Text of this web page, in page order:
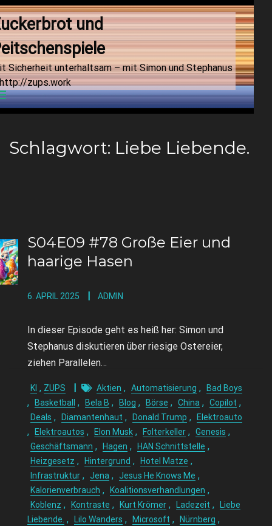
und
Sicherheit unterhaltsam – mit Simon und Stephanus
zups.work
Schlagwort: Liebe Liebende.
S04E09 #78 Große Eier und
haarige Hasen
6. APRIL 2025 ADMIN
In dieser Episode geht es heiß her: Simon und
Stephanus diskutieren über riesige Ostereier,
ziehen Parallelen…
KI , ZUPS Aktien , Automatisierung , Bad Boys
, Basketball , Bela B , Blog , Börse , China , Copilot ,
Deals , Diamantenhaut , Donald Trump , Elektroauto
, Elektroautos , Elon Musk , Folterkeller , Genesis ,
Geschäftsmann , Hagen , HAN Schnittstelle ,
Heizgesetz , Hintergrund , Hotel Matze ,
Infrastruktur , Jena , Jesus He Knows Me ,
Kalorienverbrauch , Koalitionsverhandlungen ,
Koblenz , Kontraste , Kurt Krömer , Ladezeit ,
Liebe
Liebende. , Lilo Wanders , Microsoft , Nürnberg ,